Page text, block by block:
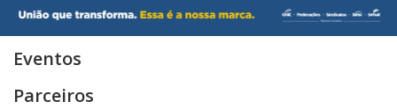
Eventos
Parceiros